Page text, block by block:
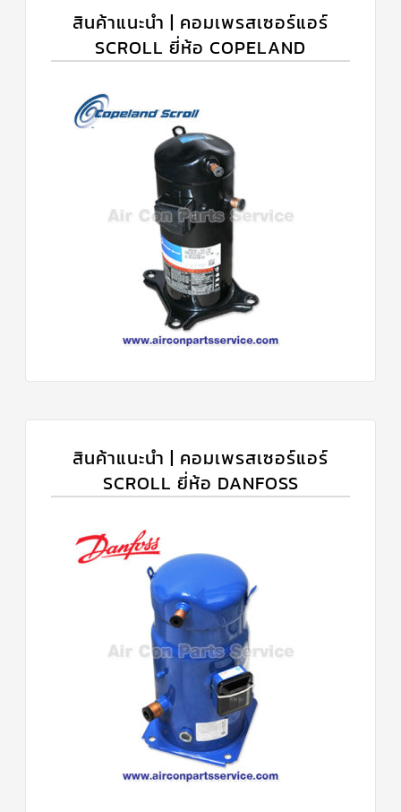
สินค้าแนะนำ | คอมเพรสเซอร์แอร์
SCROLL ยี่ห้อ COPELAND
สินค้าแนะนำ | คอมเพรสเซอร์แอร์
SCROLL ยี่ห้อ DANFOSS